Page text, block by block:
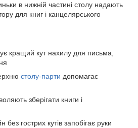
в нижній частині столу надають
для книг і канцелярського
кращий кут нахилу для письма,
столу-парти допомагає
зберігати книги і
без гострих кутів запобігає руки